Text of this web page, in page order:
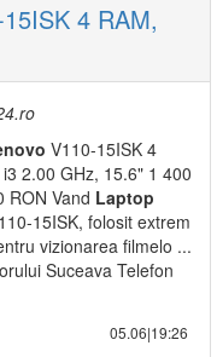
4 RAM,
V110-15ISK 4
2.00 GHz, 15.6" 1 400
RON Vand Laptop
15ISK, folosit extrem
vizionarea filmelo ...
Suceava Telefon
05.06|19:26